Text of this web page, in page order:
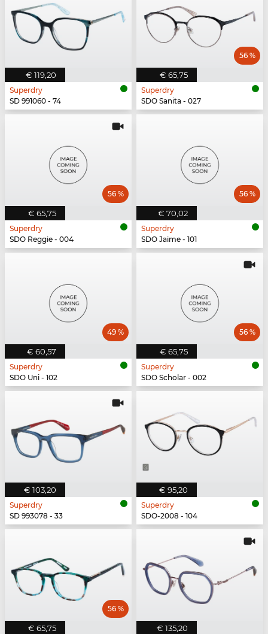
€ 119,20
Superdry
SD 991060 - 74
€ 65,75
56 %
Superdry
SDO Sanita - 027
€ 65,75
56 %
Superdry
SDO Reggie - 004
€ 70,02
56 %
Superdry
SDO Jaime - 101
€ 60,57
49 %
Superdry
SDO Uni - 102
€ 65,75
56 %
Superdry
SDO Scholar - 002
€ 103,20
Superdry
SD 993078 - 33
€ 95,20
Superdry
SDO-2008 - 104
€ 65,75
56 %
€ 135,20